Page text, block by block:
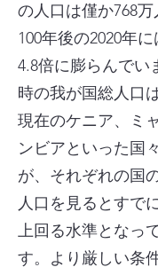
の人口は僅か768万
100年後の2020年
4.8倍に膨らんでい
時の我が国総人口
現在のケニア、ミ
ンビアといった国
が、それぞれの国
人口を見るとすで
上回る水準となっ
す。より厳しい条